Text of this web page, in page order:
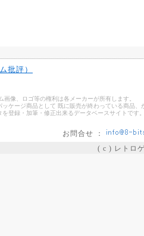
批評）
像、ロゴ等の権利は各メーカーが所有します。
ッケージ商品として 既に販売が終わっている商品
を登録・加筆・修正出来るデータベースサイトで
お問合せ ：
( c ) レトロ